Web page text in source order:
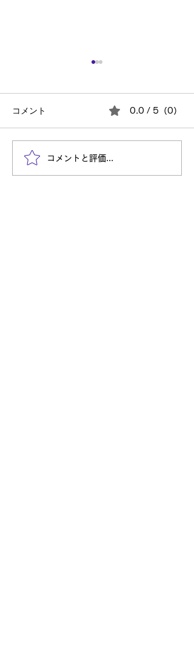
2026年の技術トレンドは
「AI組織」になる？
コメント 0.0 / 5（0）
コメントと評価...